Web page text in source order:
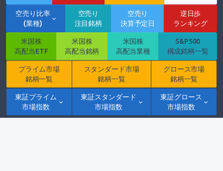
空売り比率
(業種)
空売り
注目銘柄
空売り
決算予定日
逆日歩
ランキング
米国株
高配当ETF
米国株
高配当銘柄
米国株
高配当業種
S&P500
構成銘柄一覧
プライム市場
銘柄一覧
スタンダード市場
銘柄一覧
グロース市場
銘柄一覧
東証プライム
市場指数
東証スタンダード
市場指数
東証グロース
市場指数